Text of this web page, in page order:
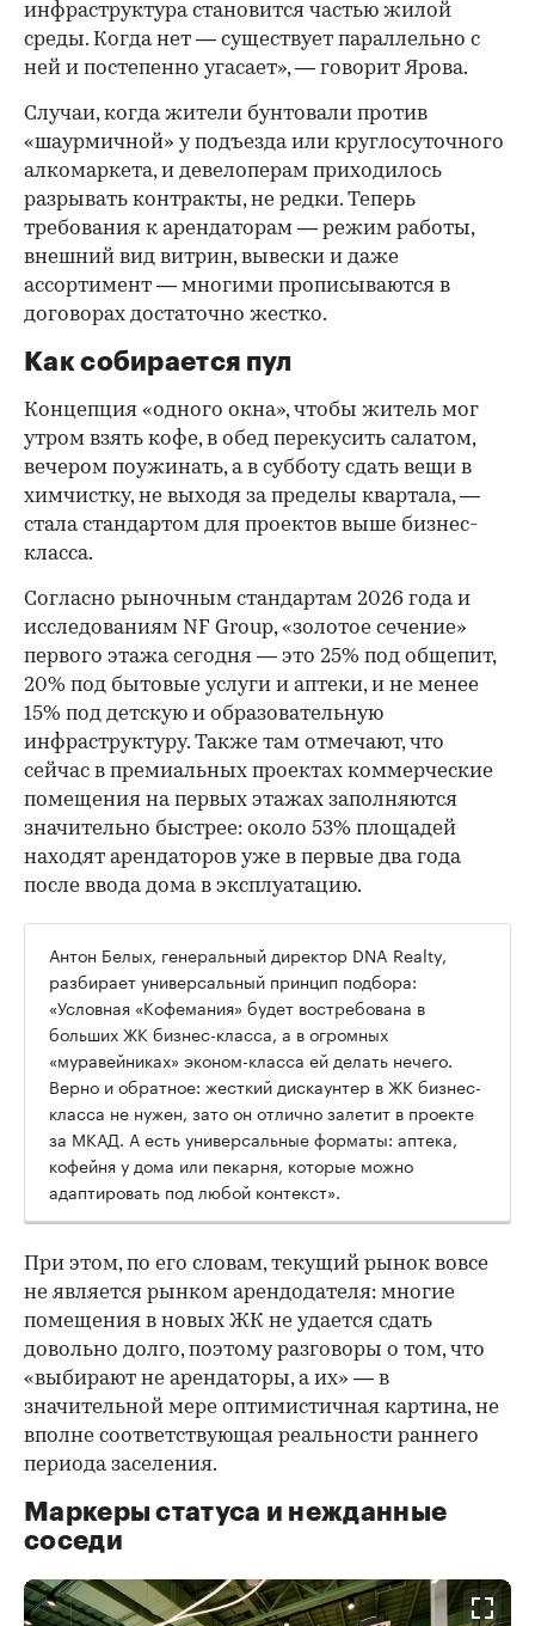
инфраструктура становится частью жилой
среды. Когда нет — существует параллельно с
ней и постепенно угасает», — говорит Ярова.
Случаи, когда жители бунтовали против
«шаурмичной» у подъезда или круглосуточного
алкомаркета, и девелоперам приходилось
разрывать контракты, не редки. Теперь
требования к арендаторам — режим работы,
внешний вид витрин, вывески и даже
ассортимент — многими прописываются в
договорах достаточно жестко.
Как собирается пул
Концепция «одного окна», чтобы житель мог
утром взять кофе, в обед перекусить салатом,
вечером поужинать, а в субботу сдать вещи в
химчистку, не выходя за пределы квартала, —
стала стандартом для проектов выше бизнес-
класса.
Согласно рыночным стандартам 2026 года и
исследованиям NF Group, «золотое сечение»
первого этажа сегодня — это 25% под общепит,
20% под бытовые услуги и аптеки, и не менее
15% под детскую и образовательную
инфраструктуру. Также там отмечают, что
сейчас в премиальных проектах коммерческие
помещения на первых этажах заполняются
значительно быстрее: около 53% площадей
находят арендаторов уже в первые два года
после ввода дома в эксплуатацию.
Антон Белых, генеральный директор DNA Realty,
разбирает универсальный принцип подбора:
«Условная «Кофемания» будет востребована в
больших ЖК бизнес-класса, а в огромных
«муравейниках» эконом-класса ей делать нечего.
Верно и обратное: жесткий дискаунтер в ЖК бизнес-
класса не нужен, зато он отлично залетит в проекте
за МКАД. А есть универсальные форматы: аптека,
кофейня у дома или пекарня, которые можно
адаптировать под любой контекст».
При этом, по его словам, текущий рынок вовсе
не является рынком арендодателя: многие
помещения в новых ЖК не удается сдать
довольно долго, поэтому разговоры о том, что
«выбирают не арендаторы, а их» — в
значительной мере оптимистичная картина, не
вполне соответствующая реальности раннего
периода заселения.
Маркеры статуса и нежданные
соседи